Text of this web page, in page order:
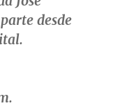
desde